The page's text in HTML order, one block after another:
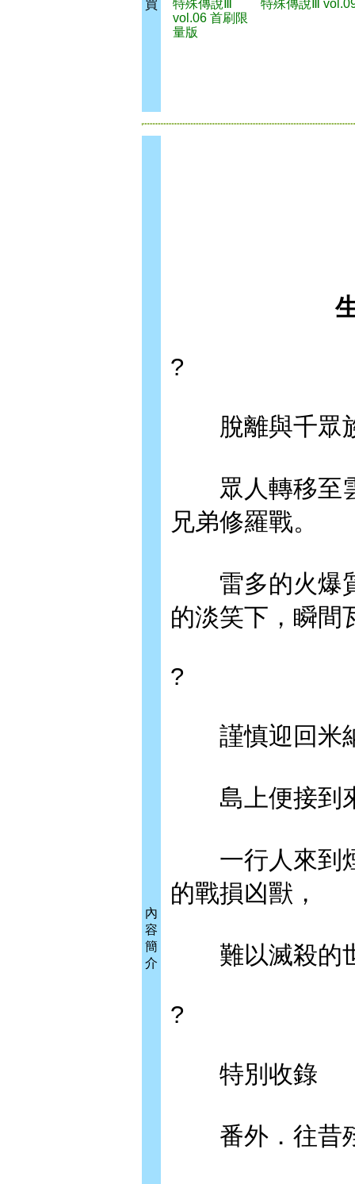
買
特殊傳說Ⅲ
vol.06 首刷限
量版
特殊傳說Ⅲ
內
容
簡
介
?
脫離與千眾
眾人轉移至雲
兄弟修羅戰。
雷多的火爆質
的淡笑下，瞬間
?
謹慎迎回米納
島上便接到來
一行人來到煙
的戰損凶獸，
難以滅殺的世
?
特別收錄
番外．往昔